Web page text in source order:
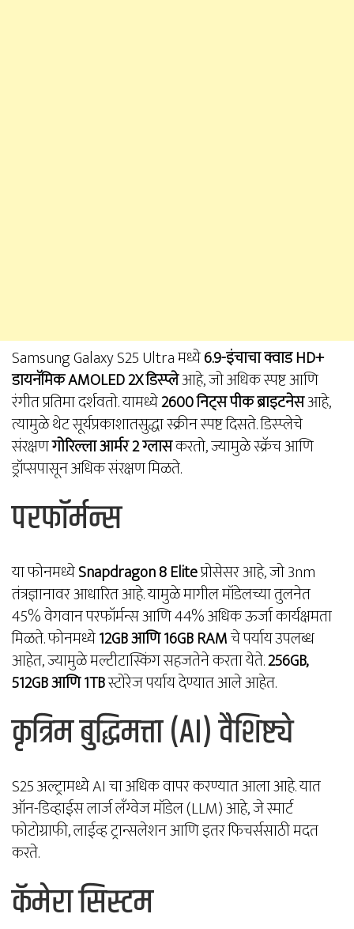
Samsung Galaxy S25 Ultra मध्ये6.9-इंचाचा क्वाड HD+
डायनॅमिक AMOLED 2X डिस्प्लेआहे, जो अधिक स्पष्ट आणि
रंगीत प्रतिमा दर्शवतो. यामध्ये2600 निट्स पीक ब्राइटनेसआहे,
त्यामुळे थेट सूर्यप्रकाशातसुद्धा स्क्रीन स्पष्ट दिसते. डिस्प्लेचे
संरक्षणगोरिल्ला आर्मर 2 ग्लासकरतो, ज्यामुळे स्क्रॅच आणि
ड्रॉप्सपासून अधिक संरक्षण मिळते.
परफॉर्मन्स
या फोनमध्येSnapdragon 8 Eliteप्रोसेसर आहे, जो 3nm
तंत्रज्ञानावर आधारित आहे. यामुळे मागील मॉडेलच्या तुलनेत
45% वेगवान परफॉर्मन्स आणि 44% अधिक ऊर्जा कार्यक्षमता
मिळते. फोनमध्ये12GB आणि 16GB RAMचे पर्याय उपलब्ध
आहेत, ज्यामुळे मल्टीटास्किंग सहजतेने करता येते.256GB,
512GB आणि 1TBस्टोरेज पर्याय देण्यात आले आहेत.
कृत्रिम बुद्धिमत्ता (AI) वैशिष्ट्ये
S25 अल्ट्रामध्ये AI चा अधिक वापर करण्यात आला आहे. यात
ऑन-डिव्हाईस लार्ज लँग्वेज मॉडेल (LLM) आहे, जे स्मार्ट
फोटोग्राफी, लाईव्ह ट्रान्सलेशन आणि इतर फिचर्ससाठी मदत
करते.
कॅमेरा सिस्टम